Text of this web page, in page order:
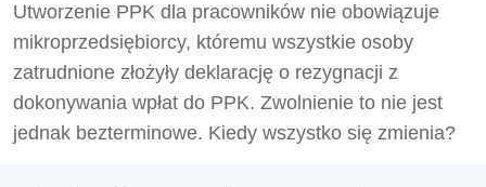
Utworzenie PPK dla pracowników nie obowiązuje
mikroprzedsiębiorcy, któremu wszystkie osoby
zatrudnione złożyły deklarację o rezygnacji z
dokonywania wpłat do PPK. Zwolnienie to nie jest
jednak bezterminowe. Kiedy wszystko się zmienia?